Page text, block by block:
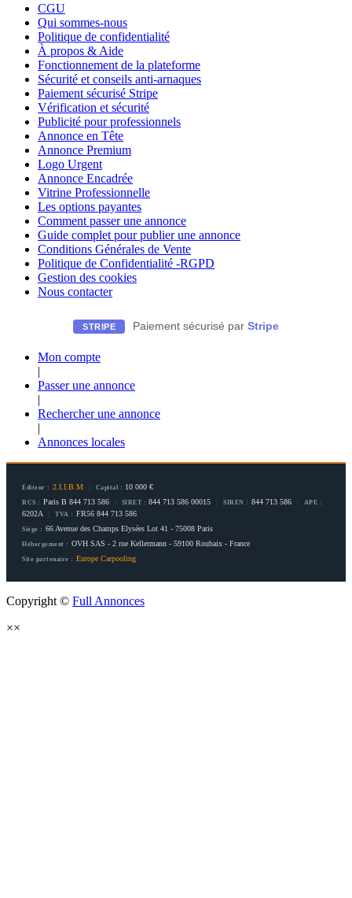
CGU
Qui sommes-nous
Politique de confidentialité
À propos & Aide
Fonctionnement de la plateforme
Sécurité et conseils anti-arnaques
Paiement sécurisé Stripe
Vérification et sécurité
Publicité pour professionnels
Annonce en Tête
Annonce Premium
Logo Urgent
Annonce Encadrée
Vitrine Professionnelle
Les options payantes
Comment passer une annonce
Guide complet pour publier une annonce
Conditions Générales de Vente
Politique de Confidentialité -RGPD
Gestion des cookies
Nous contacter
STRIPE Paiement sécurisé par Stripe
Mon compte
|
Passer une annonce
|
Rechercher une annonce
|
Annonces locales
Éditeur : 2.I.I.B.M Capital : 10 000 €
RCS : Paris B 844 713 586 SIRET : 844 713 586 00015 SIREN : 844 713 586 APE :
6202A TVA : FR56 844 713 586
Siège : 66 Avenue des Champs Elysées Lot 41 - 75008 Paris
Hébergement : OVH SAS - 2 rue Kellermann - 59100 Roubaix - France
Site partenaire : Europe Carpooling
Copyright © Full Annonces
××